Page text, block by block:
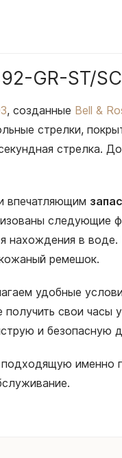
GR-ST/
, созданные Bell &
стрелки,
стрелка.
впечатляющим
следующие
в воде.
ремешок.
удобные
свои часы
и безопасную
подходящую именно